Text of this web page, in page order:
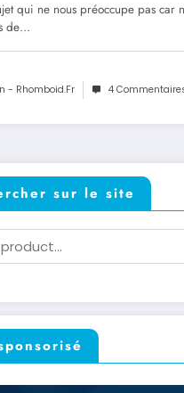
qui ne nous préoccupe pas car
de…
- Rhomboid.fr 4
sur le site